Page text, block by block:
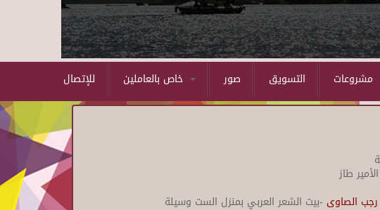
للإتصال صور التسويق
طاز
الصاوى -بيت الشعر العربي بمنزل الست وسيلة